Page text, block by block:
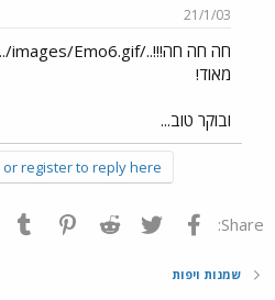
21/1/03
מאוד!
ובוקר טוב...
register to reply here.
Share: פייסבוק Twitter
Reddit
שמנות ויפות